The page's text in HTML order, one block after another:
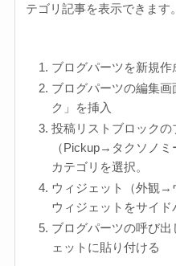
テゴリ記事を表示できます。
ブログパーツを新規作
ブログパーツの編集
ク」を挿入
投稿リストブロック
（Pickup→タクソノ
カテゴリを選択。
ウィジェット（外観→
ウィジェットをサイド
ブログパーツの呼び
ェットに貼り付ける